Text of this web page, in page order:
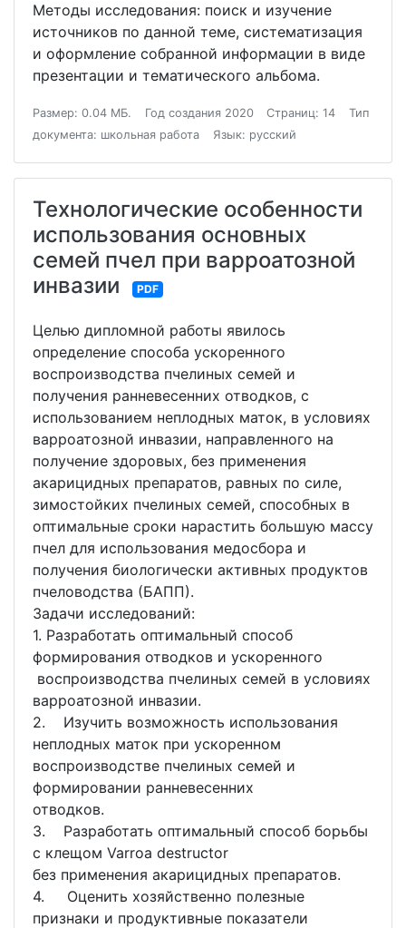
Методы исследования: поиск и изучение
источников по данной теме, систематизация
и оформление собранной информации в виде
презентации и тематического альбома.
Размер: 0.04 МБ. Год создания 2020 Страниц: 14
Тип
документа: школьная работа
Язык: русский
Технологические особенности
использования основных
семей пчел при варроатозной
инвазии
PDF
Целью дипломной работы явилось
определение способа ускоренного
воспроизводства пчелиных семей и
получения ранневесенних отводков, с
использованием неплодных маток, в условиях
варроатозной инвазии, направленного на
получение здоровых, без применения
акарицидных препаратов, равных по силе,
зимостойких пчелиных семей, способных в
оптимальные сроки нарастить большую массу
пчел для использования медосбора и
получения биологически активных продуктов
пчеловодства (БАПП).
Задачи исследований:
1. Разработать оптимальный способ
формирования отводков и ускоренного
воспроизводства пчелиных семей в условиях
варроатозной инвазии.
2. Изучить возможность использования
неплодных маток при ускоренном
воспроизводстве пчелиных семей и
формировании ранневесенних
отводков.
3. Разработать оптимальный способ борьбы
с клещом Varroa destructor
без применения акарицидных препаратов.
4. Оценить хозяйственно полезные
признаки и продуктивные показатели